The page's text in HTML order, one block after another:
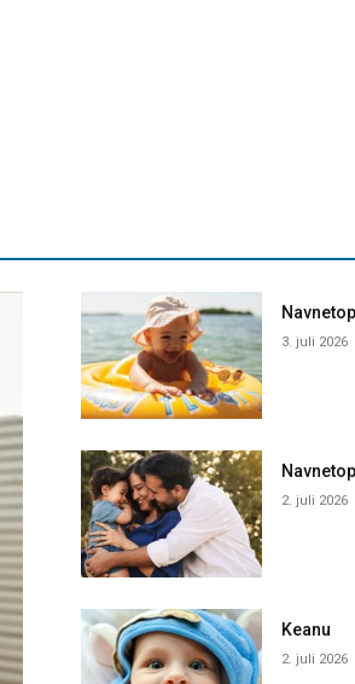
3. juli 2026
2. juli 2026
Keanu
2. juli 2026